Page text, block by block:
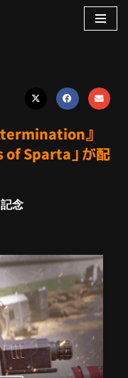
』
of Sparta」が配
念